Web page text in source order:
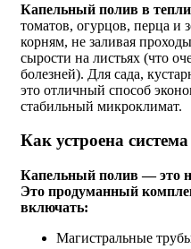
Капельный полив в
томатов, огурцов, перца и
корням, не заливая
сырости на листьях (что
болезней). Для сада,
это отличный способ
стабильный микроклимат.
Как устроена система
Капельный полив — это
Это продуманный
включать:
Магистральные